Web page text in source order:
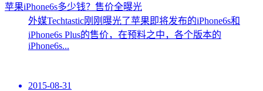
苹果iPhone6s多少钱？售价全曝光
外媒Techtastic刚刚曝光了苹果即将发布的iPhone6s和
iPhone6s Plus的售价，在预料之中，各个版本的
iPhone6s...
2015-08-31